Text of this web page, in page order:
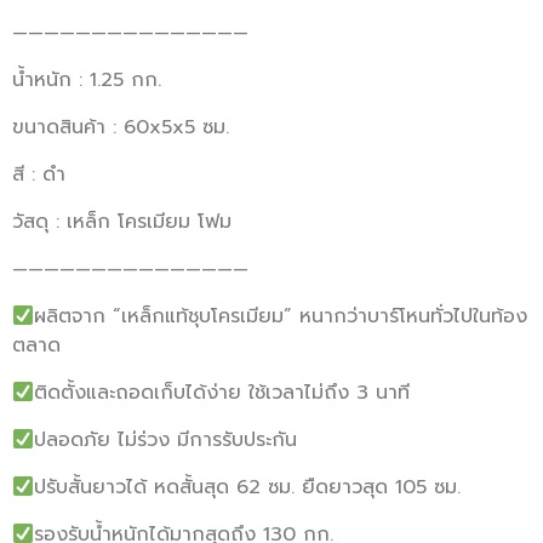
———————————————
น้ำหนัก : 1.25 กก.
ขนาดสินค้า : 60x5x5 ซม.
สี : ดำ
วัสดุ : เหล็ก โครเมียม โฟม
———————————————
ผลิตจาก “เหล็กแท้ชุบโครเมียม” หนากว่าบาร์โหนทั่วไปในท้อง
ตลาด
ติดตั้งและถอดเก็บได้ง่าย ใช้เวลาไม่ถึง 3 นาที
ปลอดภัย ไม่ร่วง มีการรับประกัน
ปรับสั้นยาวได้ หดสั้นสุด 62 ซม. ยืดยาวสุด 105 ซม.
รองรับน้ำหนักได้มากสุดถึง 130 กก.